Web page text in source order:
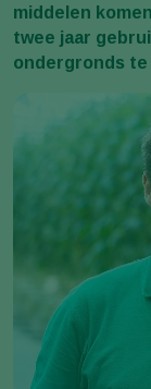
middelen
twee jaar
ondergronds te